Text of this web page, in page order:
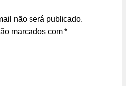
não será publicado.
marcados com *